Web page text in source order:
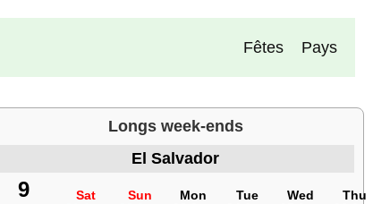
Fêtes Pays
Longs week-ends
El Salvador
9
Sat
Sun
Mon
Tue
Wed
Thu